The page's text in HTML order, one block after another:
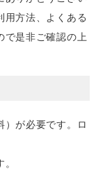
用方法、よくある
で是非ご確認の上
）が必要です。ロ